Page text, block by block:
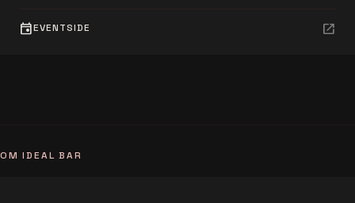
eventEVENTSIDE open_in_new
OM IDEAL BAR